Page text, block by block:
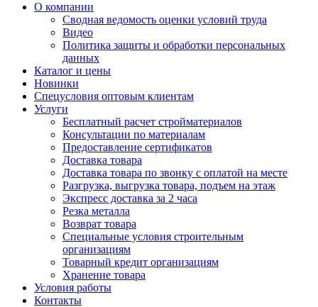
О компании
Сводная ведомость оценки условий труда
Видео
Политика защиты и обработки персональных
данных
Каталог и цены
Новинки
Спецусловия оптовым клиентам
Услуги
Бесплатный расчет стройматериалов
Консультации по материалам
Предоставление сертификатов
Доставка товара
Доставка товара по звонку с оплатой на месте
Разгрузка, выгрузка товара, подъем на этаж
Экспресс доставка за 2 часа
Резка металла
Возврат товара
Специальные условия строительным
организациям
Товарный кредит организациям
Хранение товара
Условия работы
Контакты